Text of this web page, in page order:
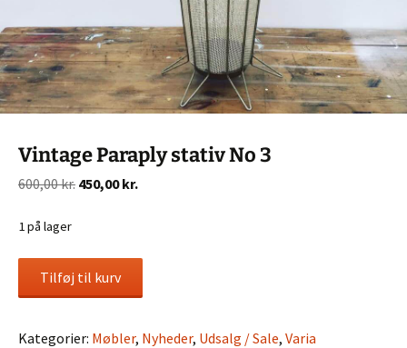
Vintage Paraply stativ No 3
600,00kr. Den
600,00 kr..
450,00kr.Den
1 på lager
Vintage
No
Tilføj til kurv
Kategorier: Møbler, Nyheder, Udsalg / Sale, Varia